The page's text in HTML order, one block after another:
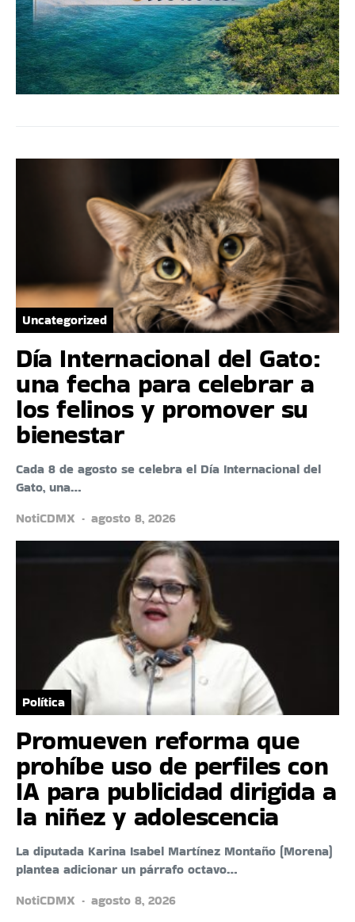
Uncategorized
Día Internacional del Gato:
una fecha para celebrar a
los felinos y promover su
bienestar
Cada 8 de agosto se celebra el Día Internacional del
Gato, una…
NotiCDMX
agosto 8, 2026
Política
Promueven reforma que
prohíbe uso de perfiles con
IA para publicidad dirigida a
la niñez y adolescencia
La diputada Karina Isabel Martínez Montaño (Morena)
plantea adicionar un párrafo octavo…
NotiCDMX
agosto 8, 2026